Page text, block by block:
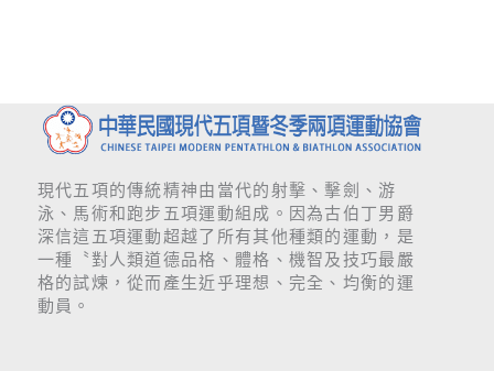
現代五項的傳統精神由當代的射擊、擊劍、游
泳、馬術和跑步五項運動組成。因為古伯丁男爵
深信這五項運動超越了所有其他種類的運動，是
一種〝對人類道德品格、體格、機智及技巧最嚴
格的試煉，從而產生近乎理想、完全、均衡的運
動員。